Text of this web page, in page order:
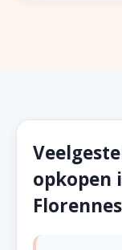
opkopen
Florennes